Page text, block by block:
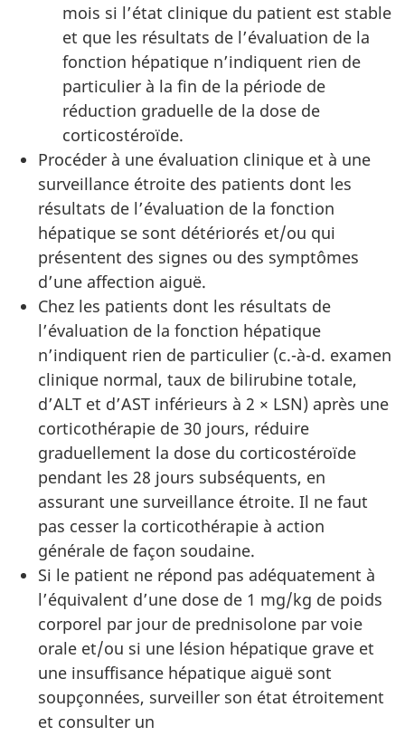
mois si l’état clinique du patient est stable
et que les résultats de l’évaluation de la
fonction hépatique n’indiquent rien de
particulier à la fin de la période de
réduction graduelle de la dose de
corticostéroïde.
Procéder à une évaluation clinique et à une
surveillance étroite des patients dont les
résultats de l’évaluation de la fonction
hépatique se sont détériorés et/ou qui
présentent des signes ou des symptômes
d’une affection aiguë.
Chez les patients dont les résultats de
l’évaluation de la fonction hépatique
n’indiquent rien de particulier (c.-à-d. examen
clinique normal, taux de bilirubine totale,
d’ALT et d’AST inférieurs à 2 × LSN) après une
corticothérapie de 30 jours, réduire
graduellement la dose du corticostéroïde
pendant les 28 jours subséquents, en
assurant une surveillance étroite. Il ne faut
pas cesser la corticothérapie à action
générale de façon soudaine.
Si le patient ne répond pas adéquatement à
l’équivalent d’une dose de 1 mg/kg de poids
corporel par jour de prednisolone par voie
orale et/ou si une lésion hépatique grave et
une insuffisance hépatique aiguë sont
soupçonnées, surveiller son état étroitement
et consulter un